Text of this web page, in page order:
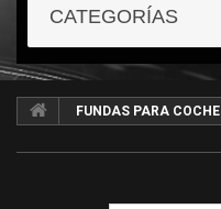
CATEGORÍAS
FUNDAS PARA COCHE